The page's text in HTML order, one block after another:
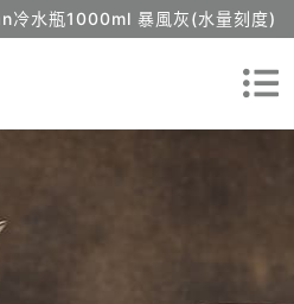
水瓶1000ml 暴風灰(水量刻度)